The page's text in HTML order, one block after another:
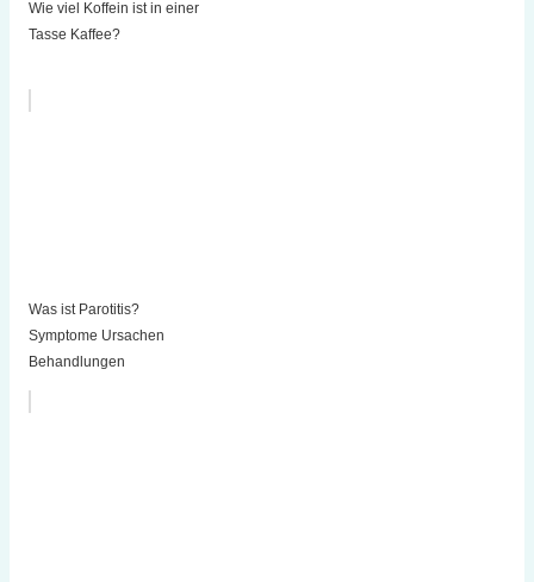
Wie viel Koffein ist in einer
Tasse Kaffee?
Was ist Parotitis?
Symptome Ursachen
Behandlungen